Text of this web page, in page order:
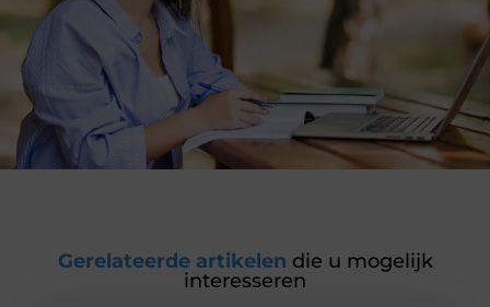
Gerelateerde artikelen die u mogelijk
interesseren